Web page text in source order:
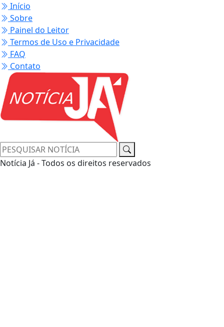
Início
Sobre
Painel do Leitor
Termos de Uso e Privacidade
FAQ
Contato
Notícia Já - Todos os direitos reservados